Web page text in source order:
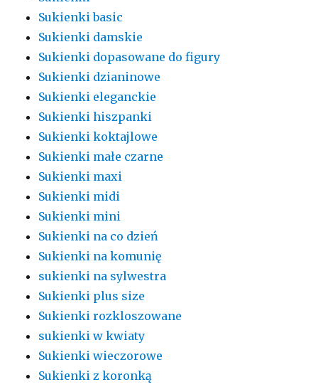
Sukienki basic
Sukienki damskie
Sukienki dopasowane do figury
Sukienki dzianinowe
Sukienki eleganckie
Sukienki hiszpanki
Sukienki koktajlowe
Sukienki małe czarne
Sukienki maxi
Sukienki midi
Sukienki mini
Sukienki na co dzień
Sukienki na komunię
sukienki na sylwestra
Sukienki plus size
Sukienki rozkloszowane
sukienki w kwiaty
Sukienki wieczorowe
Sukienki z koronką